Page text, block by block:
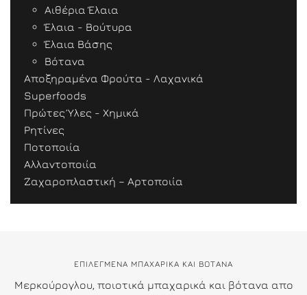
Αιθέρια Έλαια
Έλαια - Βούτυρα
Έλαια Βάσης
Βότανα
Αποξηραμένα Φρούτα - Λαχανικά
Superfoods
Πρώτες Ύλες - Χημικά
Ρητίνες
Ποτοποιία
Αλλαντοποιία
Ζαχαροπλαστική – Αρτοποιία
ΕΠΙΛΕΓΜΕΝΑ ΜΠΑΧΑΡΙΚΑ ΚΑΙ ΒΟΤΑΝΑ
Μερκούρογλου, ποιοτικά μπαχαρικά και βότανα απο